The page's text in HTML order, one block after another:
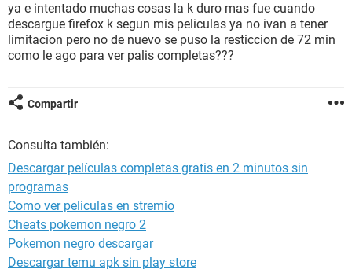
ya e intentado muchas cosas la k duro mas fue cuando
descargue firefox k segun mis peliculas ya no ivan a tener
limitacion pero no de nuevo se puso la resticcion de 72 min
como le ago para ver palis completas???
Compartir
Consulta también:
Descargar películas completas gratis en 2 minutos sin
programas
Como ver peliculas en stremio
Cheats pokemon negro 2
Pokemon negro descargar
Descargar temu apk sin play store